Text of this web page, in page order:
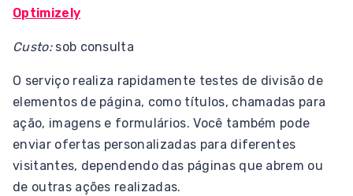
Optimizely
Custo:sob consulta
O serviço realiza rapidamente testes de divisão de
elementos de página, como títulos, chamadas para
ação, imagens e formulários. Você também pode
enviar ofertas personalizadas para diferentes
visitantes, dependendo das páginas que abrem ou
de outras ações realizadas.